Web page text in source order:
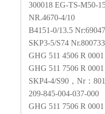
300018 EG-TS-M50-
NR.4670-4/10
B4151-0/13.5
SKP3-5/S74
GHG 511 4506 R 0001
GHG 511 7506 R 0001
SKP4-4/S90 ，Nr：
209-845-004-037-000
GHG 511 7506 R 0001